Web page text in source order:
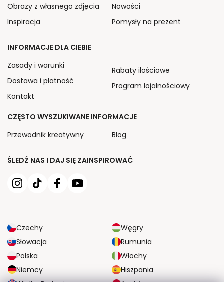
ŚLEDŹ NAS I DAJ SIĘ ZAINSPIROWAĆ
Czechy
Węgry
Słowacja
Rumunia
Polska
Włochy
Niemcy
Hiszpania
Obrazy z własnego zdjęcia
Inspiracja
Nowości
Pomysły na prezent
INFORMACJE DLA CIEBIE
Zasady i warunki
Dostawa i płatność
Kontakt
Rabaty ilościowe
Program lojalnościowy
CZĘSTO WYSZUKIWANE INFORMACJE
Przewodnik kreatywny
Blog